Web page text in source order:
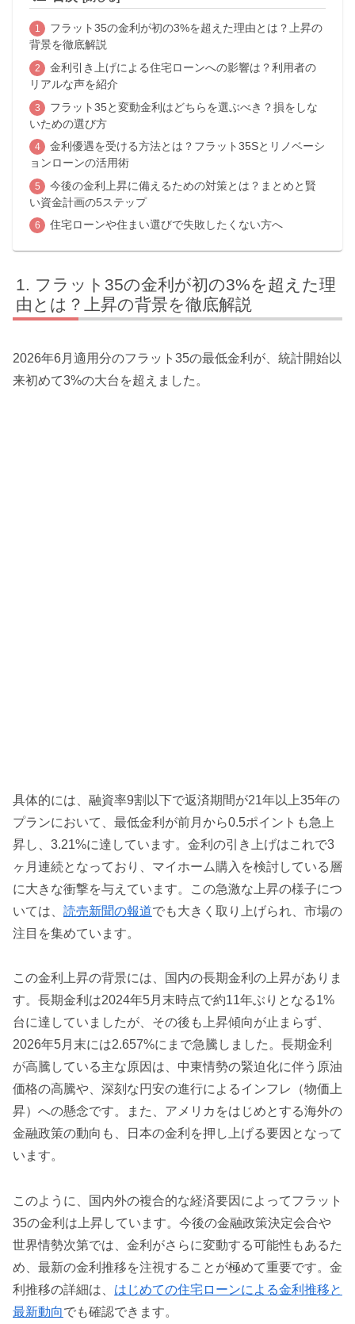
フラット35の金利が初の3%を超えた理由とは？上昇の
背景を徹底解説
金利引き上げによる住宅ローンへの影響は？利用者の
リアルな声を紹介
フラット35と変動金利はどちらを選ぶべき？損をしな
いための選び方
金利優遇を受ける方法とは？フラット35Sとリノベーシ
ョンローンの活用術
今後の金利上昇に備えるための対策とは？まとめと賢
い資金計画の5ステップ
住宅ローンや住まい選びで失敗したくない方へ
フラット35の金利が初の3%を超えた理
由とは？上昇の背景を徹底解説
2026年6月適用分のフラット35の最低金利が、統計開始以
来初めて3%の大台を超えました。
具体的には、融資率9割以下で返済期間が21年以上35年の
プランにおいて、最低金利が前月から0.5ポイントも急上
昇し、3.21%に達しています。金利の引き上げはこれで3
ヶ月連続となっており、マイホーム購入を検討している層
に大きな衝撃を与えています。この急激な上昇の様子につ
いては、 読売新聞の報道でも大きく取り上げられ、市場の
注目を集めています。
この金利上昇の背景には、国内の長期金利の上昇がありま
す。長期金利は2024年5月末時点で約11年ぶりとなる1%
台に達していましたが、その後も上昇傾向が止まらず、
2026年5月末には2.657%にまで急騰しました。長期金利
が高騰している主な原因は、中東情勢の緊迫化に伴う原油
価格の高騰や、深刻な円安の進行によるインフレ（物価上
昇）への懸念です。また、アメリカをはじめとする海外の
金融政策の動向も、日本の金利を押し上げる要因となって
います。
このように、国内外の複合的な経済要因によってフラット
35の金利は上昇しています。今後の金融政策決定会合や
世界情勢次第では、金利がさらに変動する可能性もあるた
め、最新の金利推移を注視することが極めて重要です。金
利推移の詳細は、 はじめての住宅ローンによる金利推移と
最新動向でも確認できます。